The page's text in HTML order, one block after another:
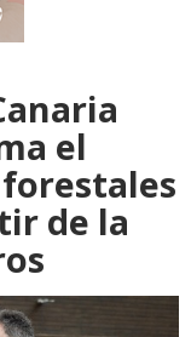
el
de la